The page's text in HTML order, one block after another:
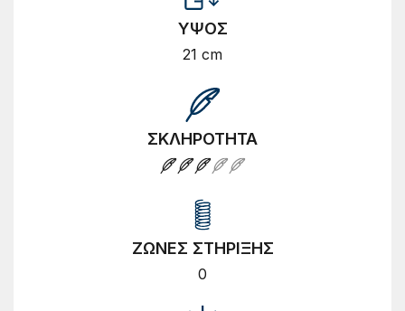
ΥΨΟΣ
21 cm
ΣΚΛΗΡΟΤΗΤΑ
ΖΩΝΕΣ ΣΤΗΡΙΞΗΣ
0